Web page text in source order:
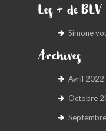
Les + de BLV
Simone
Archives
Avril 2022
Octobre